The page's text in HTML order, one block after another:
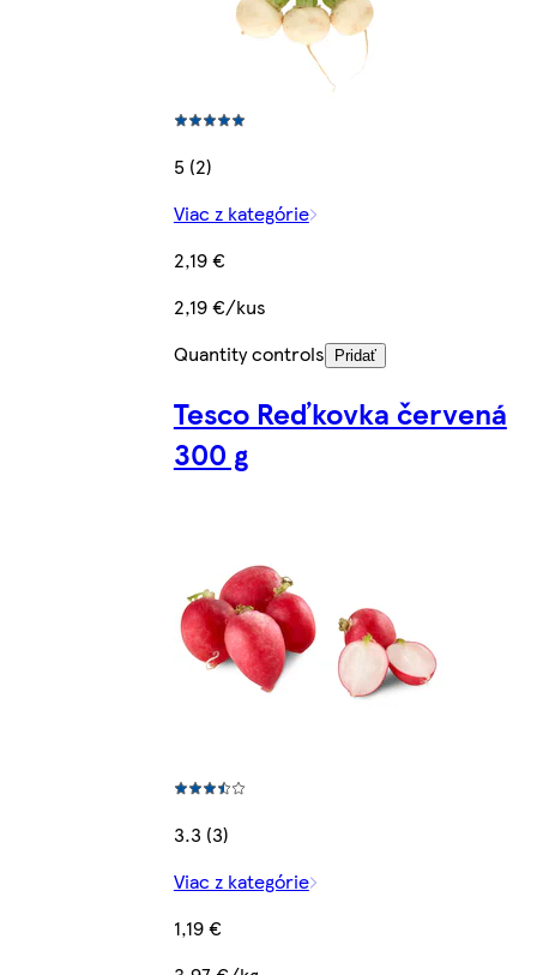
5 (2)
Viac z kategórie
2,19 €
2,19 €/kus
Quantity controls
Pridať
Tesco Reďkovka červená
300 g
3.3 (3)
Viac z kategórie
1,19 €